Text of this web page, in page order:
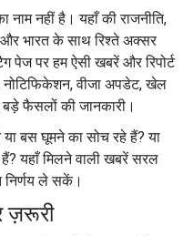
नाम नहीं है। यहाँ की राजनीति,
और भारत के साथ रिश्ते अक्सर
पर हम ऐसी खबरें और रिपोर्ट
वीजा अपडेट, खेल
फैसलों की जानकारी।
बस घूमने का सोच रहे हैं? या
यहाँ मिलने वाली खबरें सरल
निर्णय ले सकें।
ज़रूरी